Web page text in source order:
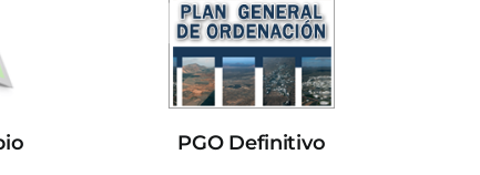
PGO Definitivo